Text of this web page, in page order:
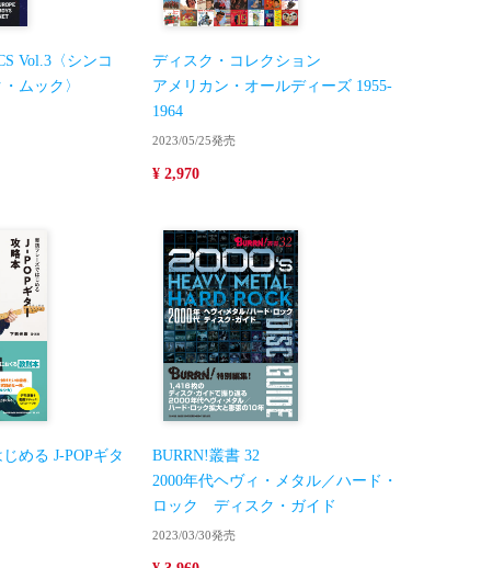
Vol.3〈シンコ
ムック〉
ディスク・コレクション
アメリカン・オールディーズ 1955-
1964
2023/05/25発売
¥ 2,970
める J-POPギタ
BURRN!叢書 32
2000年代ヘヴィ・メタル／ハード・
ロック ディスク・ガイド
2023/03/30発売